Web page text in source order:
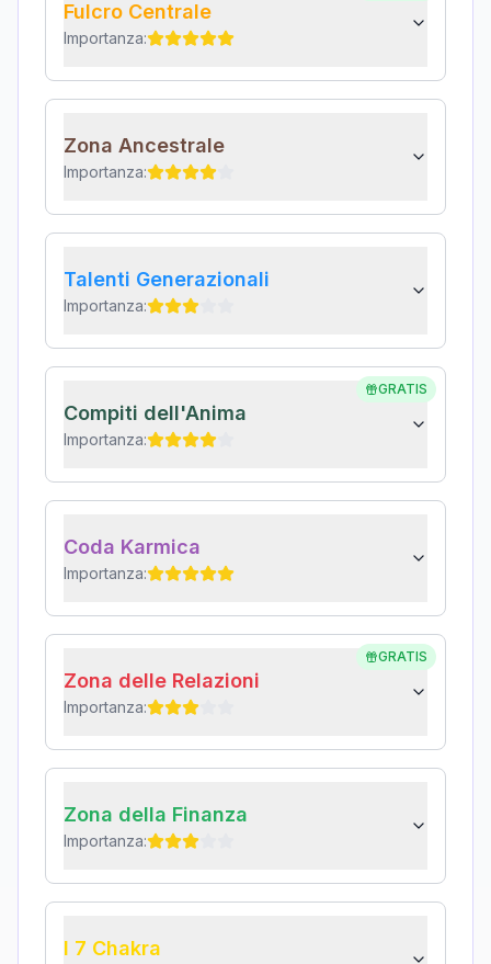
Fulcro Centrale
Importanza:
Zona Ancestrale
Importanza:
Talenti Generazionali
Importanza:
GRATIS
Compiti dell'Anima
Importanza:
Coda Karmica
Importanza:
GRATIS
Zona delle Relazioni
Importanza:
Zona della Finanza
Importanza:
I 7 Chakra